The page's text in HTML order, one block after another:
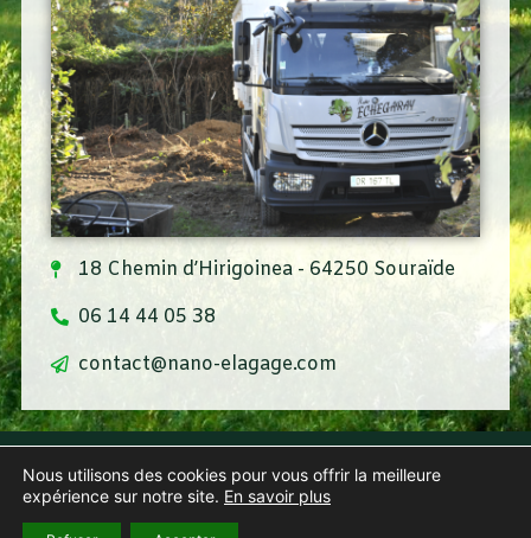
18 Chemin d’Hirigoinea - 64250 Souraïde
06 14 44 05 38
contact@nano-elagage.com
Mentions Légales
Politique de confidentialité
Création : Agence Iltze pour Ñaño Elagage
Nous utilisons des cookies pour vous offrir la meilleure
expérience sur notre site. En savoir plus